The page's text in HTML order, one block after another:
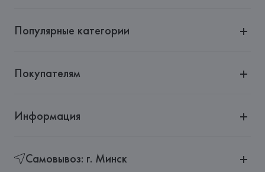
Популярные категории
Покупателям
Информация
Самовывоз: г. Минск